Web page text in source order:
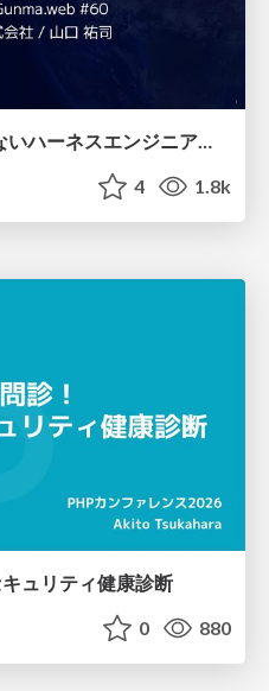
4 1.8k
ュリティ健康診断
0 880